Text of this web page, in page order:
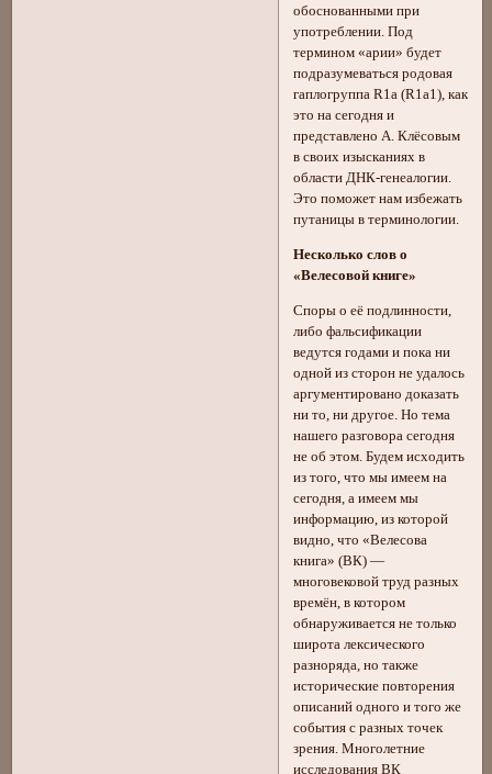
обоснованными при
употреблении. Под
термином «арии» будет
подразумеваться родовая
гаплогруппа R1a (R1a1), как
это на сегодня и
представлено А. Клёсовым
в своих изысканиях в
области ДНК-генеалогии.
Это поможет нам избежать
путаницы в терминологии.
Несколько слов о
«Велесовой книге»
Споры о её подлинности,
либо фальсификации
ведутся годами и пока ни
одной из сторон не удалось
аргументировано доказать
ни то, ни другое. Но тема
нашего разговора сегодня
не об этом. Будем исходить
из того, что мы имеем на
сегодня, а имеем мы
информацию, из которой
видно, что «Велесова
книга» (ВК) —
многовековой труд разных
времён, в котором
обнаруживается не только
широта лексического
разноряда, но также
исторические повторения
описаний одного и того же
события с разных точек
зрения. Многолетние
исследования ВК